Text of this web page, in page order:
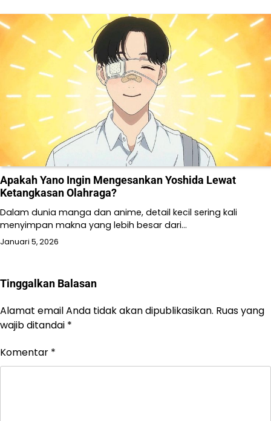
Apakah Yano Ingin Mengesankan Yoshida Lewat
Ketangkasan Olahraga?
Dalam dunia manga dan anime, detail kecil sering kali
menyimpan makna yang lebih besar dari…
Januari 5, 2026
Tinggalkan Balasan
Alamat email Anda tidak akan dipublikasikan. Ruas yang
wajib ditandai *
Komentar *